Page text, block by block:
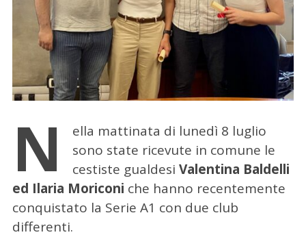
N
ella mattinata di lunedì 8 luglio
sono state ricevute in comune le
cestiste gualdesi Valentina Baldelli
ed Ilaria Moriconi che hanno recentemente
conquistato la Serie A1 con due club
differenti.